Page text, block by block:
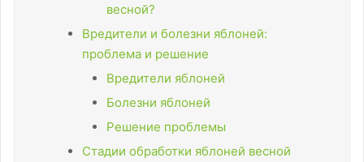
весной?
Вредители и болезни яблоней:
проблема и решение
Вредители яблоней
Болезни яблоней
Решение проблемы
Стадии обработки яблоней весной